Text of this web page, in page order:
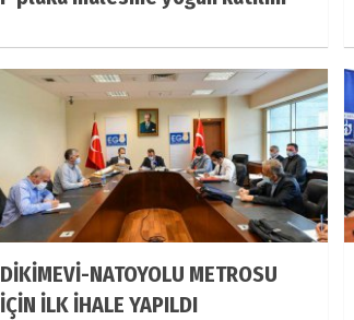
DİKİMEVİ-NATOYOLU METROSU
İÇİN İLK İHALE YAPILDI